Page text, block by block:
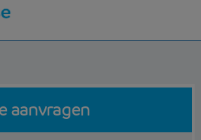
aanvragen